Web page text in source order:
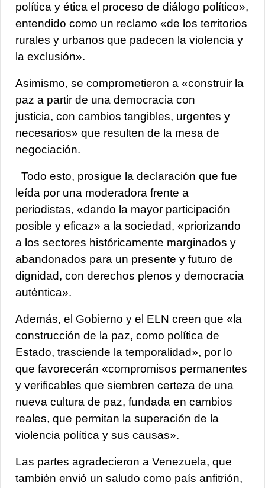
política y ética el proceso de diálogo político»,
entendido como un reclamo «de los territorios
rurales y urbanos que padecen la violencia y
la exclusión».
Asimismo, se comprometieron a «construir la
paz a partir de una democracia con
justicia, con cambios tangibles, urgentes y
necesarios» que resulten de la mesa de
negociación.
Todo esto, prosigue la declaración que fue
leída por una moderadora frente a
periodistas, «dando la mayor participación
posible y eficaz» a la sociedad, «priorizando
a los sectores históricamente marginados y
abandonados para un presente y futuro de
dignidad, con derechos plenos y democracia
auténtica».
Además, el Gobierno y el ELN creen que «la
construcción de la paz, como política de
Estado, trasciende la temporalidad», por lo
que favorecerán «compromisos permanentes
y verificables que siembren certeza de una
nueva cultura de paz, fundada en cambios
reales, que permitan la superación de la
violencia política y sus causas».
Las partes agradecieron a Venezuela, que
también envió un saludo como país anfitrión,